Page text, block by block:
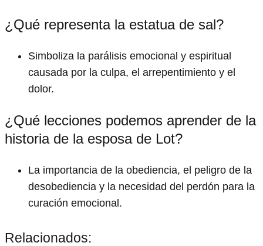
¿Qué representa la estatua de sal?
Simboliza la parálisis emocional y espiritual
causada por la culpa, el arrepentimiento y el
dolor.
¿Qué lecciones podemos aprender de la
historia de la esposa de Lot?
La importancia de la obediencia, el peligro de la
desobediencia y la necesidad del perdón para la
curación emocional.
Relacionados: